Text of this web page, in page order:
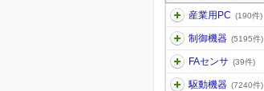
産業用PC (190件)
制御機器 (5195件)
FAセンサ (39件)
駆動機器 (7240件)